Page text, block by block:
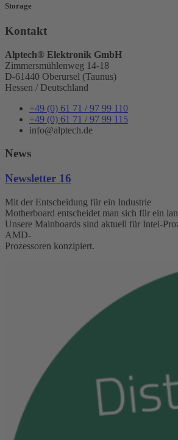
Storage
Kontakt
Alptech® Elektronik GmbH
Zimmersmühlenweg 14-18
D-61440 Oberursel (Taunus)
Hessen / Deutschland
+49 (0) 61 71 / 97 99 110
+49 (0) 61 71 / 97 99 115
info@alptech.de
News
Newsletter 16
Mit der Entscheidung für ein Industrie
Motherboard entscheidet man sich für ein
Unsere Mainboards sind aktuell für Intel-
AMD-
Prozessoren konzipiert.